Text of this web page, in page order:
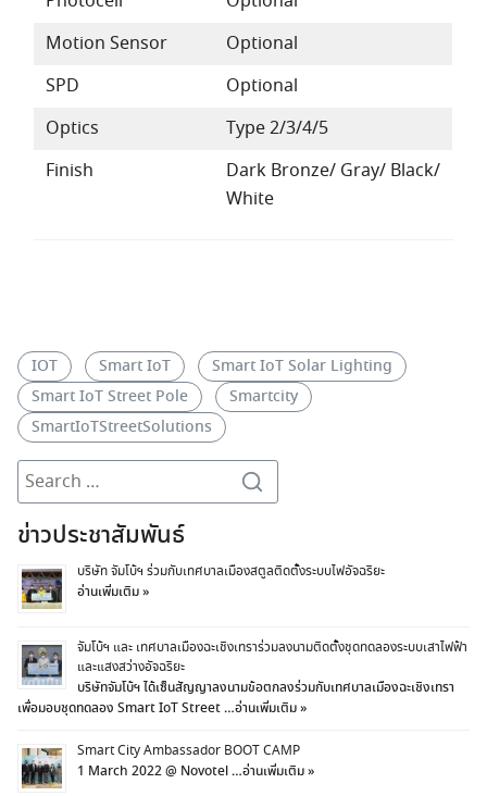
Search
for:
Motion Sensor
Optional
SPD
Optional
Optics
Type 2/3/4/5
Finish
Dark Bronze/ Gray/ Black/
White
IOT Smart IoT
Smart IoT Solar Lighting
Smart IoT Street Pole
Smartcity
SmartIoTStreetSolutions
Search
for:
ข่าวประชาสัมพันธ์
บริษัท จัมโบ้ฯ ร่วมกับเทศบาลเมืองสตูลติดตั้งระบบไฟอัจฉริยะ
อ่านเพิ่มเติม »
จัมโบ้ฯ และ เทศบาลเมืองฉะเชิงเทราร่วมลงนามติดตั้งชุดทดลองระบบเสาไฟฟ้า
และแสงสว่างอัจฉริยะ
บริษัทจัมโบ้ฯ ได้เซ็นสัญญาลงนามข้อตกลงร่วมกับเทศบาลเมืองฉะเชิงเทรา
เพื่อมอบชุดทดลอง Smart IoT Street …อ่านเพิ่มเติม »
Smart City Ambassador BOOT CAMP
1 March 2022 @ Novotel …อ่านเพิ่มเติม »